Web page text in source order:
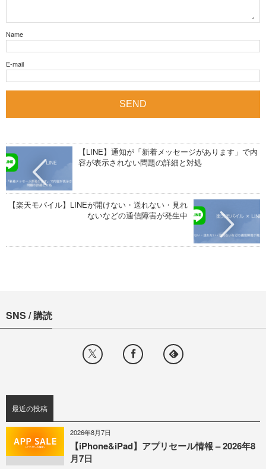
Name
E-mail
【LINE】通知が「新着メッセージがあります」で内
容が表示されない問題の詳細と対処
【楽天モバイル】LINEが開けない・送れない・見れ
ないなどの通信障害が発生中
SNS / 購読
最近の投稿
2026年8月7日
【iPhone&iPad】アプリセール情報 – 2026年8
月7日